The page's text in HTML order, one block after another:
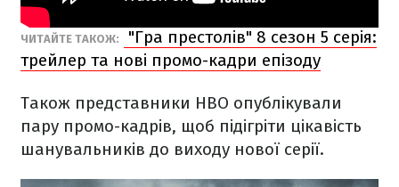
ЧИТАЙТЕ ТАКОЖ:
"Гра престолів" 8 сезон 5 серія:
трейлер та нові промо-кадри епізоду
Також представники HBO опублікували
пару промо-кадрів, щоб підігріти цікавість
шанувальників до виходу нової серії.